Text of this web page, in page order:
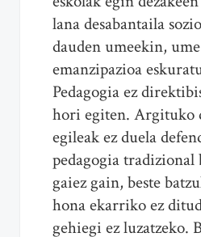
lana desabantaila
dauden umeekin,
emanzipazioa
Pedagogia ez
hori egiten. Argituko
egileak ez duela
pedagogia
gaiez gain, beste
hona ekarriko ez
gehiegi ez luzatzeko.